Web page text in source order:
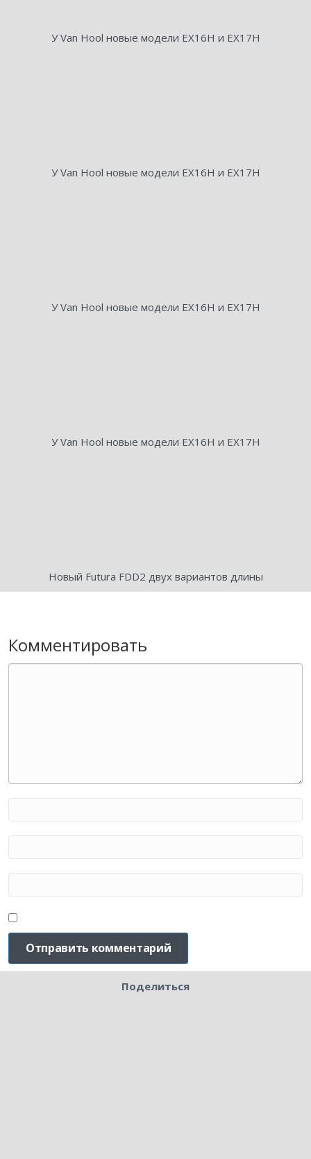
У Van Hool новые модели EX16H и EX17H
У Van Hool новые модели EX16H и EX17H
У Van Hool новые модели EX16H и EX17H
У Van Hool новые модели EX16H и EX17H
Новый Futura FDD2 двух вариантов длины
Комментировать
Поделиться